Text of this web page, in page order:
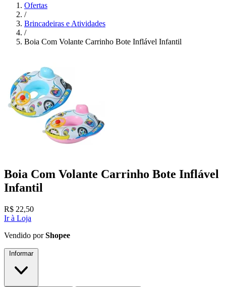
Ofertas
/
Brincadeiras e Atividades
/
Boia Com Volante Carrinho Bote Inflável Infantil
Boia Com Volante Carrinho Bote Inflável
Infantil
R$ 22,50
Ir à Loja
Vendido porShopee
Informar